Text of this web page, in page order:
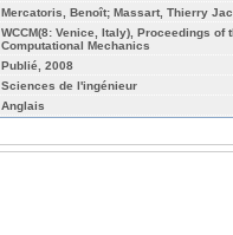
Mercatoris, Benoît; Massart, Thierry
WCCM(8: Venice, Italy), Proceedings of
Computational Mechanics
Publié, 2008
Sciences de l'ingénieur
Anglais